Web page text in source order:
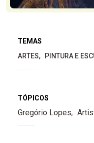
TEMAS
ARTES
PINTURA E
TÓPICOS
Gregório Lopes